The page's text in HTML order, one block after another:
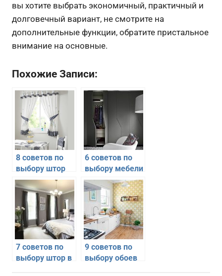
вы хотите выбрать экономичный, практичный и
долговечный вариант, не смотрите на
дополнительные функции, обратите пристальное
внимание на основные.
Похожие Записи:
8 советов по
выбору штор
на кухню
6 советов по
выбору мебели
в современном
стиле
7 советов по
выбору штор в
9 советов по
выбору обоев